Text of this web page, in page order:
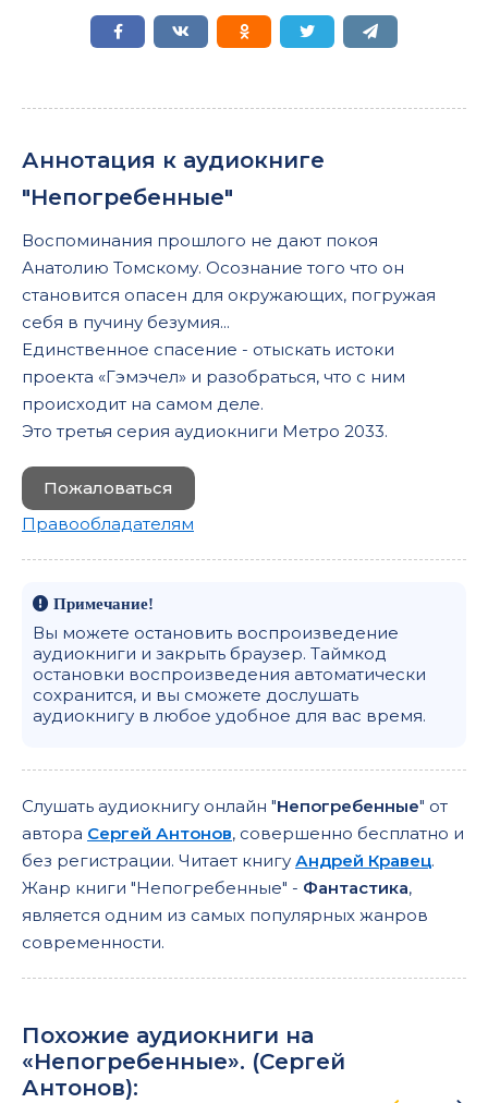
Аннотация к аудиокниге
"Непогребенные"
Воспоминания прошлого не дают покоя
Анатолию Томскому. Осознание того что он
становится опасен для окружающих, погружая
себя в пучину безумия...
Единственное спасение - отыскать истоки
проекта «Гэмэчел» и разобраться, что с ним
происходит на самом деле.
Это третья серия аудиокниги Метро 2033.
Пожаловаться
Правообладателям
Примечание!
Вы можете остановить воспроизведение
аудиокниги и закрыть браузер. Таймкод
остановки воспроизведения автоматически
сохранится, и вы сможете дослушать
аудиокнигу в любое удобное для вас время.
Слушать аудиокнигу онлайн "Непогребенные" от
автора Сергей Антонов, совершенно бесплатно и
без регистрации. Читает книгу Андрей Кравец.
Жанр книги "Непогребенные" - Фантастика,
является одним из самых популярных жанров
современности.
Похожие аудиокниги на
«Непогребенные». (Сергей
Антонов):